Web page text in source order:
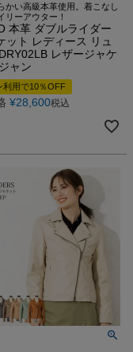
かい高級本革使用。着こなし
リーアウター！
本革 ダブルライダー
ット レディース リュ
レザージャケ
ャン
利用で10％OFF
¥28,600税込